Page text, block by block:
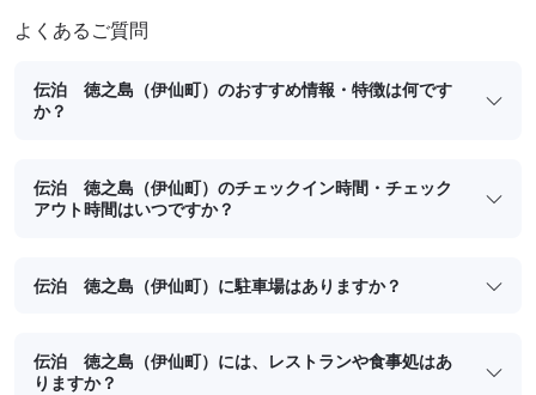
よくあるご質問
伝泊 徳之島（伊仙町）のおすすめ情報・特徴は何です
か？
伝泊 徳之島（伊仙町）のチェックイン時間・チェック
アウト時間はいつですか？
伝泊 徳之島（伊仙町）に駐車場はありますか？
伝泊 徳之島（伊仙町）には、レストランや食事処はあ
りますか？